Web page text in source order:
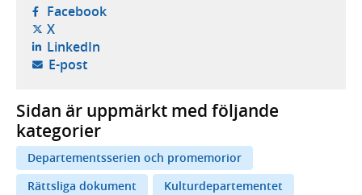
Facebook- öppnas i ny flik, extern webbplats,
X- öppnas i ny flik, extern webbplats,
LinkedIn- öppnas i ny flik, extern webbplats,
E-post- öppnar din e-postklient,
Sidan är uppmärkt med följande
kategorier
Departementsserien och promemorior
Rättsliga dokument
Kulturdepartementet